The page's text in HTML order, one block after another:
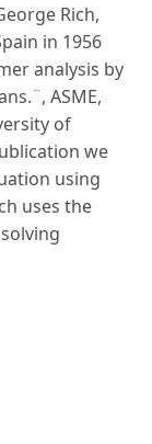
Rich,
in 1956
analysis by
ASME,
of
we
using
uses the